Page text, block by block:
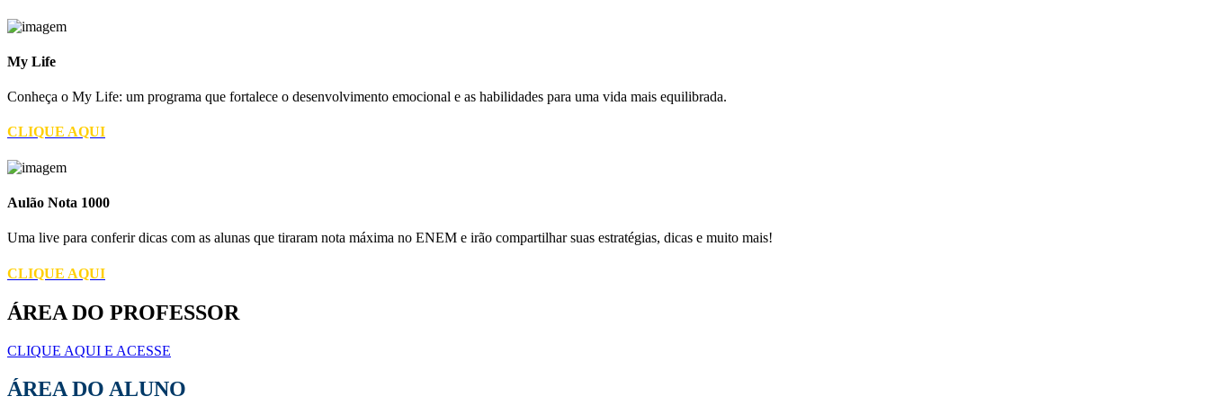
My Life
Conheça o My Life: um programa que fortalece o desenvolvimento emocional e as habilidades para uma vida mais equilibrada.
CLIQUE AQUI
Aulão Nota 1000
Uma live para conferir dicas com as alunas que tiraram nota máxima no ENEM e irão compartilhar suas estratégias, dicas e muito mais!
CLIQUE AQUI
ÁREA DO PROFESSOR
CLIQUE AQUI E ACESSE
ÁREA DO ALUNO